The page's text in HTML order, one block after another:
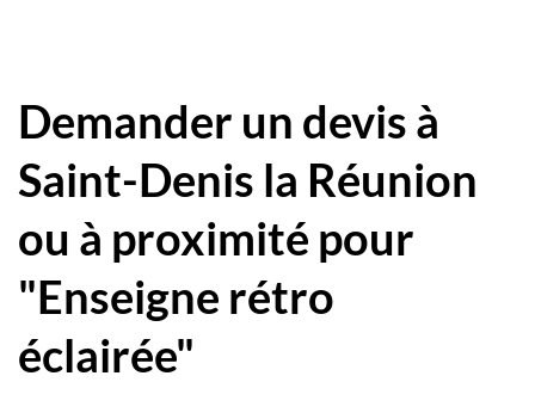
Demander un devis à
Saint-Denis la Réunion
ou à proximité pour
"Enseigne rétro
éclairée"